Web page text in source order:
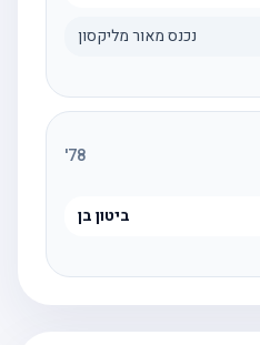
נכנס מאור מליקסון
78
'
ביטון בן